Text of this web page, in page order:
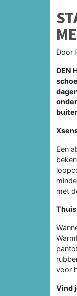
Door
DEN
Een
met
voor
Vind